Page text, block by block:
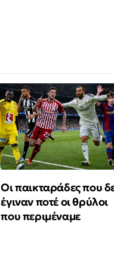
Οι παικταράδες που
έγιναν ποτέ οι θρύλοι
που περιμέναμε